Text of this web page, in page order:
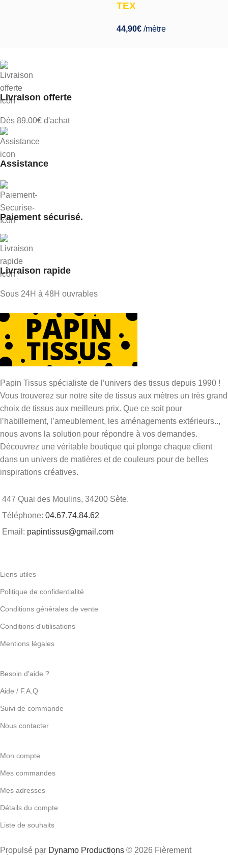
TEX
44,90€ /mètre
Livraison offerte
Dès 89.00€ d'achat
Assistance
Paiement sécurisé.
Livraison rapide
Sous 24H à 48H ouvrables
Papin Tissus spécialiste de l’univers des tissus depuis 1990 !
Vous trouverez sur notre site de tissus aux mètres un très grand
choix de tissus aux meilleurs prix. Que ce soit pour
l’habillement, l’ameublement, les aménagements extérieurs..,
nous avons la solution pour répondre à vos demandes.
Découvrez une véritable boutique qui plonge chaque client
dans un univers de matières et de couleurs pour de belles
inspirations créatives.
447 Quai des Moulins, 34200 Sète.
Téléphone: 04.67.74.84.62
Email: papintissus@gmail.com
Liens utiles
Politique de confidentialité
Conditions générales de vente
Conditions d'utilisations
Mentions légales
Besoin d'aide ?
Aide / F.A.Q
Suivi de commande
Nous contacter
Mon compte
Mes commandes
Mes adresses
Détails du compte
Liste de souhaits
Propulsé par Dynamo Productions © 2026 Fièrement